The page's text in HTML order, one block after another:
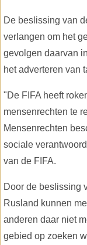
De beslissing van
verlangen om het
gevolgen daarvan
het adverteren van
"De FIFA heeft
mensenrechten te
Mensenrechten
sociale
van de FIFA.
Door de beslissing
Rusland kunnen
anderen daar niet
gebied op zoeken